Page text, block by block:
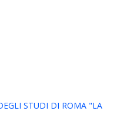
STUDI DI ROMA "LA